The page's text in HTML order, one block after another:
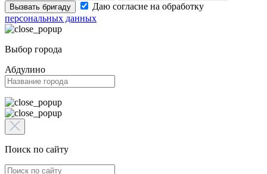
Вызвать бригаду
Даю согласие на обработку
персональных данных
Выбор города
Абдулино
Поиск по сайту